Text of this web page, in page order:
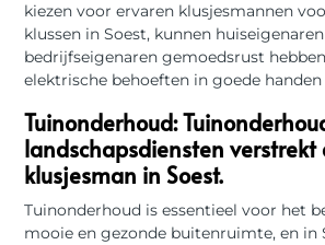
kiezen voor ervaren klusjesmannen
klussen in Soest, kunnen
bedrijfseigenaren gemoedsrust
elektrische behoeften in goede handen
Tuinonderhoud:
landschapsdiensten verstrekt
klusjesman in Soest.
Tuinonderhoud is essentieel voor het
mooie en gezonde buitenruimte, en in